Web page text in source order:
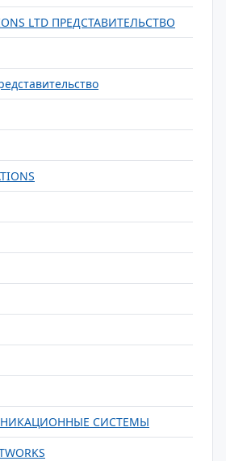
LTD ПРЕДСТАВИТЕЛЬСТВО
СИСТЕМЫ